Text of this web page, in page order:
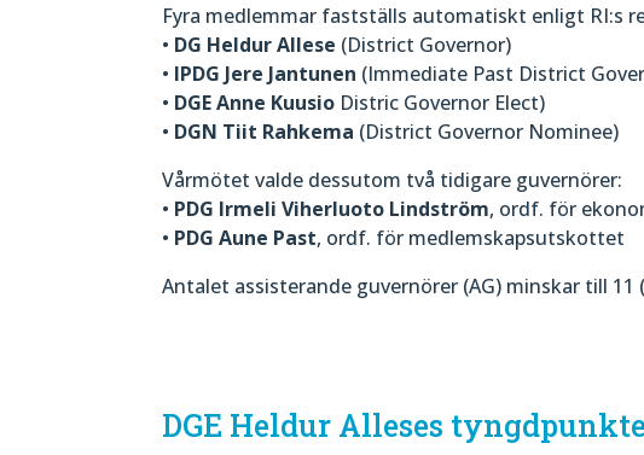
Fyra medlemmar fastställs automatiskt enligt RI:s
• DG Heldur Allese (District Governor)
• IPDG Jere Jantunen (Immediate Past District
• DGE Anne Kuusio Distric Governor Elect)
• DGN Tiit Rahkema (District Governor Nominee)
Vårmötet valde dessutom två tidigare guvernörer:
• PDG Irmeli Viherluoto Lindström, ordf. för
• PDG Aune Past, ordf. för medlemskapsutskottet
Antalet assisterande guvernörer (AG) minskar till 11
DGE Heldur Alleses